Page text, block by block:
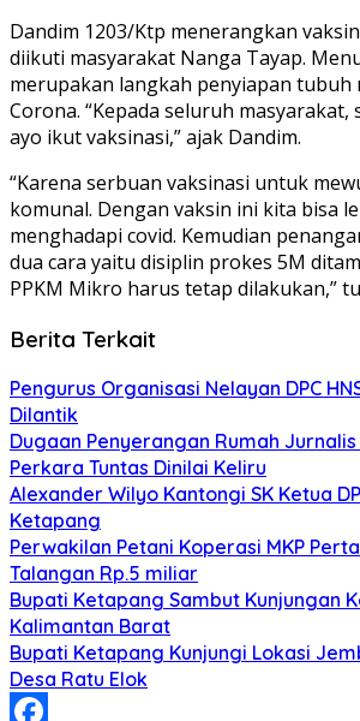
Dandim 1203/Ktp menerangkan
diikuti masyarakat Nanga Tayap.
merupakan langkah penyiapan tubuh
Corona. “Kepada seluruh masyarakat,
ayo ikut vaksinasi,” ajak Dandim.
“Karena serbuan vaksinasi untuk
komunal. Dengan vaksin ini kita bisa
menghadapi covid. Kemudian
dua cara yaitu disiplin prokes 5M
PPKM Mikro harus tetap dilakukan,”
Berita Terkait
Pengurus Organisasi Nelayan DPC
Dilantik
Dugaan Penyerangan Rumah
Perkara Tuntas Dinilai Keliru
Alexander Wilyo Kantongi SK Ketua
Ketapang
Perwakilan Petani Koperasi MKP
Talangan Rp.5 miliar
Bupati Ketapang Sambut Kunjungan
Kalimantan Barat
Bupati Ketapang Kunjungi Lokasi
Desa Ratu Elok